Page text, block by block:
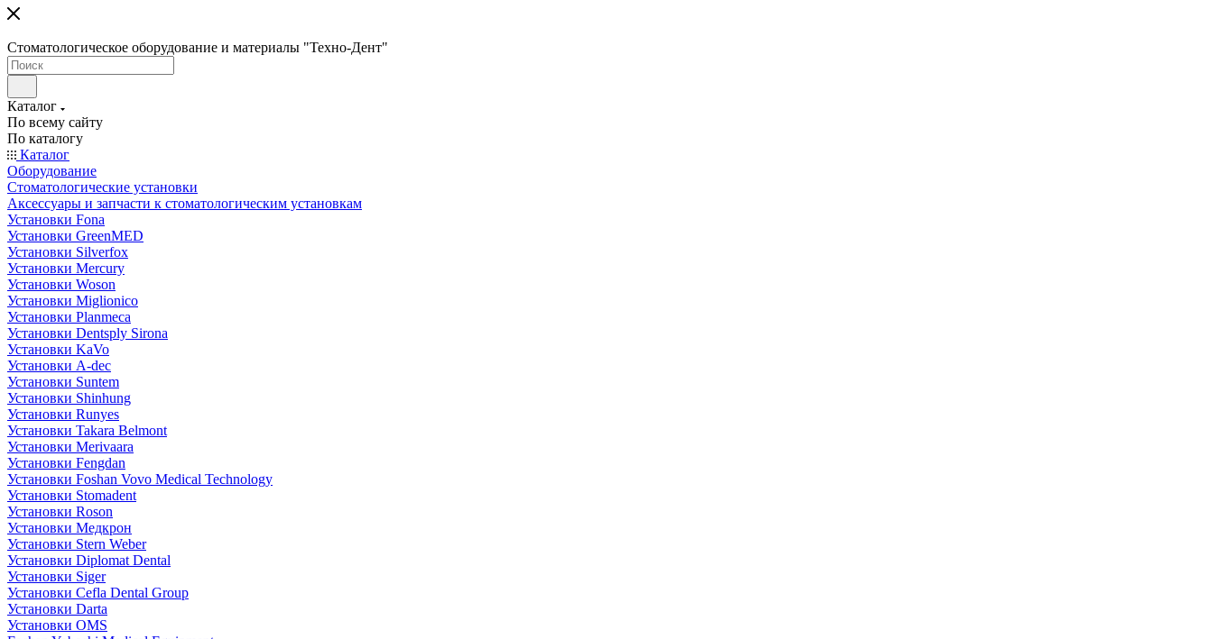
Стоматологическое оборудование и материалы "Техно-Дент"
Каталог
По всему сайту
По каталогу
Каталог
Оборудование
Стоматологические установки
Аксессуары и запчасти к стоматологическим установкам
Установки Fona
Установки GreenMED
Установки Silverfox
Установки Mercury
Установки Woson
Установки Miglionico
Установки Planmeca
Установки Dentsply Sirona
Установки KaVo
Установки A-dec
Установки Suntem
Установки Shinhung
Установки Runyes
Установки Takara Belmont
Установки Merivaara
Установки Fengdan
Установки Foshan Vovo Medical Technology
Установки Stomadent
Установки Roson
Установки Медкрон
Установки Stern Weber
Установки Diplomat Dental
Установки Siger
Установки Cefla Dental Group
Установки Darta
Установки OMS